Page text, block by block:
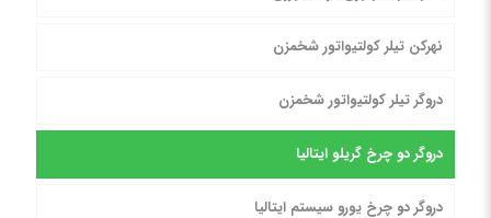
نهرکن تیلر کولتیواتور شخمزن
دروگر تیلر کولتیواتور شخمزن
دروگر دو چرخ گریلو ایتالیا
دروگر دو چرخ یورو سیستم ایتالیا